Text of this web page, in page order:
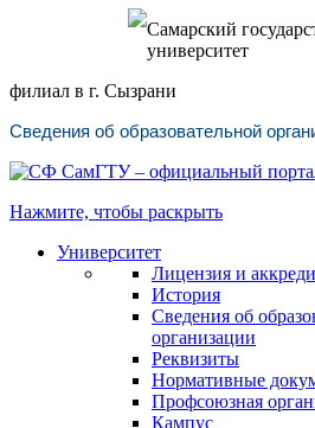
Самарский
университет
филиал в г. Сызрани
Сведения об образовательной
Нажмите, чтобы раскрыть
Университет
Лицензия и
История
Сведения об
организации
Реквизиты
Нормативные
Профсоюзная
Кампус